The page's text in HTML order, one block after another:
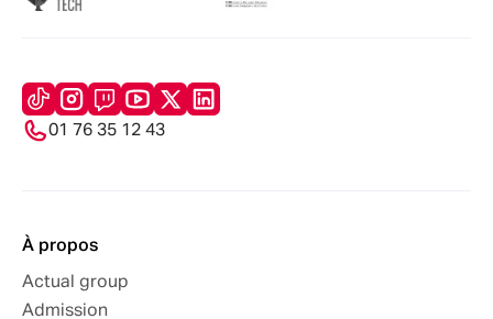
01 76 35 12 43
À propos
Actual group
Admission